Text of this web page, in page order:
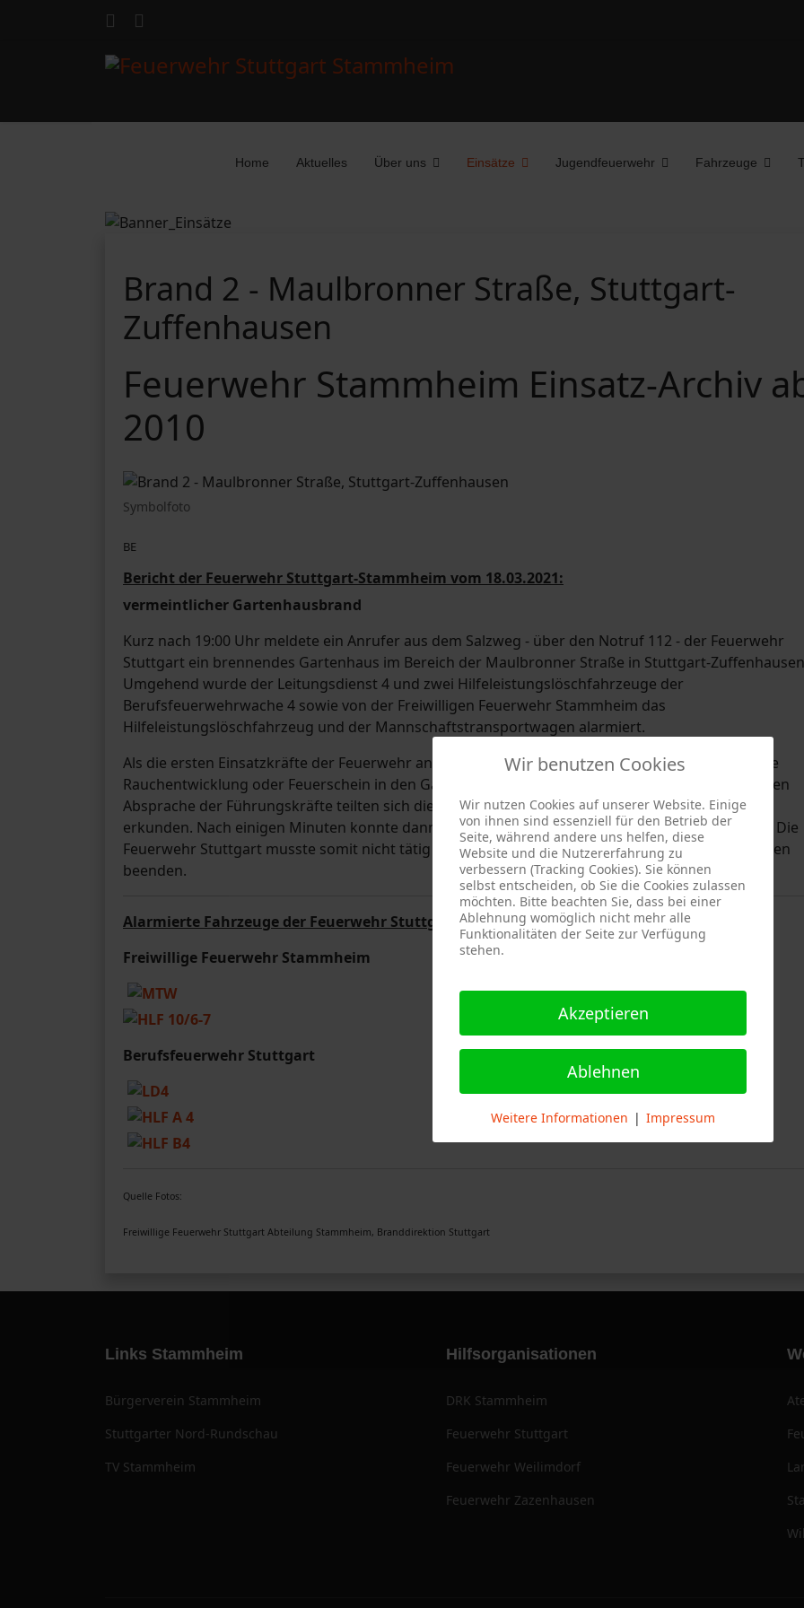
Home Aktuelles Über uns Einsätze Jugendfeuerwehr Fahrzeuge
Feuerwehr Stammheim Einsatz-Archiv
2010
Symbolfoto
Brand 2 - Maulbronner Straße, Stuttgart-
Zuffenhausen
BE
Bericht der Feuerwehr Stuttgart-Stammheim vom 18.03.2021:
vermeintlicher Gartenhausbrand
Kurz nach 19:00 Uhr meldete ein Anrufer aus dem Salzweg - über den Notruf 112 - der Feuerwehr
Stuttgart ein brennendes Gartenhaus im Bereich der Maulbronner Straße in Stuttgart-
Umgehend wurde der Leitungsdienst 4 und zwei Hilfeleistungslöschfahrzeuge der
Berufsfeuerwehrwache 4 sowie von der Freiwilligen Feuerwehr Stammheim das
Hilfeleistungslöschfahrzeug und der Mannschaftstransportwagen alarmiert.
Als die ersten Einsatzkräfte der Feuerwehr an der Einsatzstelle eingetroffen waren, konnte keine
Rauchentwicklung oder Feuerschein in den Gartenanlagen festgestellt werden. Nach einer kurzen
Absprache der Führungskräfte teilten sich die Feuerwehrkräfte auf, um das nähere Umfeld zu
erkunden. Nach einigen Minuten konnte dann ein "Grillfeuer" als Ursache ausgemacht werden. Die
Feuerwehr Stuttgart musste somit nicht tätig werden und konnte den Einsatz nach ca. 25 Minuten
beenden.
Alarmierte Fahrzeuge der Feuerwehr Stuttgart
Freiwillige Feuerwehr Stammheim
Berufsfeuerwehr Stuttgart
Quelle Fotos:
Freiwillige Feuerwehr Stuttgart Abteilung Stammheim, Branddirektion Stuttgart
Links Stammheim
Bürgerverein Stammheim
Stuttgarter Nord-Rundschau
TV Stammheim
Hilfsorganisationen
DRK Stammheim
Feuerwehr Stuttgart
Feuerwehr Weilimdorf
Feuerwehr Zazenhausen
Wir benutzen Cookies
Wir nutzen Cookies auf unserer Website. Einige
von ihnen sind essenziell für den Betrieb der
Seite, während andere uns helfen, diese
Website und die Nutzererfahrung zu
verbessern (Tracking Cookies). Sie können
selbst entscheiden, ob Sie die Cookies zulassen
möchten. Bitte beachten Sie, dass bei einer
Ablehnung womöglich nicht mehr alle
Funktionalitäten der Seite zur Verfügung
stehen.
Akzeptieren
Ablehnen
Weitere Informationen | Impressum